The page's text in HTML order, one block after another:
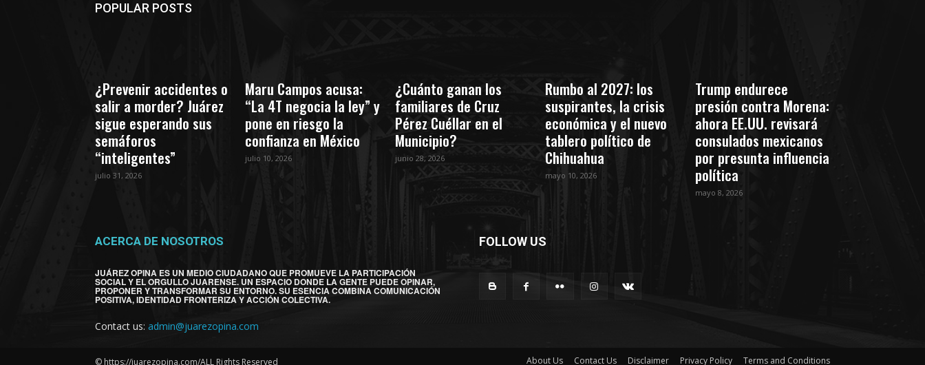
POPULAR POSTS
¿Prevenir accidentes o
salir a morder? Juárez
sigue esperando sus
semáforos
“inteligentes”
julio 31, 2026
Maru Campos acusa:
“La 4T negocia la ley” y
pone en riesgo la
confianza en México
julio 10, 2026
¿Cuánto ganan los
familiares de Cruz
Pérez Cuéllar en el
Municipio?
junio 28, 2026
Rumbo al 2027: los
suspirantes, la crisis
económica y el nuevo
tablero político de
Chihuahua
mayo 10, 2026
Trump endurece
presión contra Morena:
ahora EE.UU. revisará
consulados mexicanos
por presunta influencia
política
mayo 8, 2026
ACERCA DE NOSOTROS
JUÁREZ OPINA ES UN MEDIO CIUDADANO QUE PROMUEVE LA PARTICIPACIÓN
SOCIAL Y EL ORGULLO JUARENSE. UN ESPACIO DONDE LA GENTE PUEDE OPINAR,
PROPONER Y TRANSFORMAR SU ENTORNO. SU ESENCIA COMBINA COMUNICACIÓN
POSITIVA, IDENTIDAD FRONTERIZA Y ACCIÓN COLECTIVA.
Contact us: admin@juarezopina.com
FOLLOW US
© https://juarezopina.com/ALL Rights Reserved About Us Contact Us Disclaimer Privacy Policy Terms and Conditions